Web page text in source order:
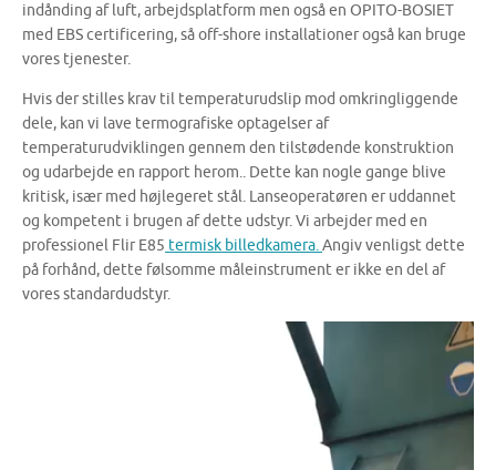
indånding af luft, arbejdsplatform men også en OPITO-BOSIET
med EBS certificering, så off-shore installationer også kan bruge
vores tjenester.
Hvis der stilles krav til temperaturudslip mod omkringliggende
dele, kan vi lave termografiske optagelser af
temperaturudviklingen gennem den tilstødende konstruktion
og udarbejde en rapport herom.. Dette kan nogle gange blive
kritisk, især med højlegeret stål. Lanseoperatøren er uddannet
og kompetent i brugen af ​​dette udstyr. Vi arbejder med en
professionel Flir E85 termisk billedkamera.Angiv venligst dette
på forhånd, dette følsomme måleinstrument er ikke en del af
vores standardudstyr.